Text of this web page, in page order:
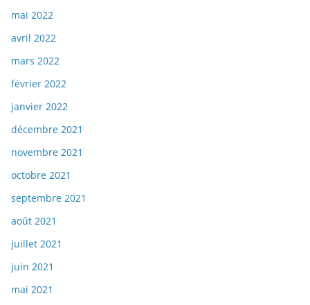
mai 2022
avril 2022
mars 2022
février 2022
janvier 2022
décembre 2021
novembre 2021
octobre 2021
septembre 2021
août 2021
juillet 2021
juin 2021
mai 2021